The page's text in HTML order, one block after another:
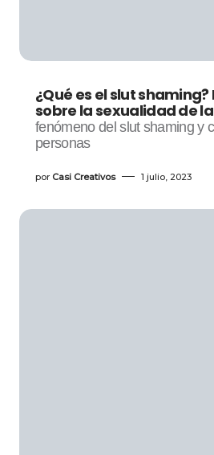
¿Qué es el slut
sobre la sexualidad de
fenómeno del slut shaming y
personas
por Casi Creativos 1 julio, 2023